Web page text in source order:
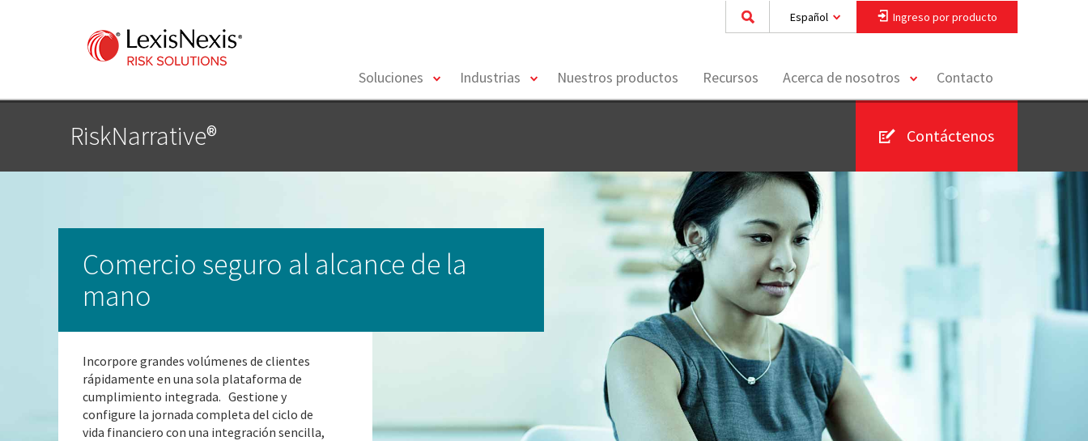
Español Ingreso por producto
Soluciones
toggleIndustrias
toggleNuestros productos Recursos Acerca de nosotros
toggleContacto
RiskNarrative® Contáctenos
Comercio seguro al alcance de la
mano
Incorpore grandes volúmenes de clientes
rápidamente en una sola plataforma de
cumplimiento integrada. Gestione y
configure la jornada completa del ciclo de
vida financiero con una integración sencilla,